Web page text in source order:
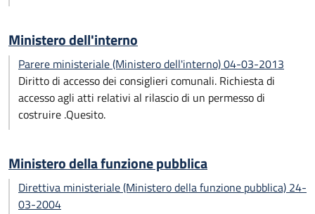
Ministero dell'interno
Parere ministeriale (Ministero dell'interno) 04-03-2013
Diritto di accesso dei consiglieri comunali. Richiesta di
accesso agli atti relativi al rilascio di un permesso di
costruire .Quesito.
Ministero della funzione pubblica
Direttiva ministeriale (Ministero della funzione pubblica) 24-
03-2004